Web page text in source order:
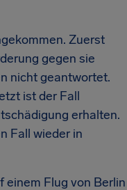
Zuerst
gegen sie
nicht geantwortet.
ist der Fall
erhalten.
Fall wieder in
Flug von Berlin